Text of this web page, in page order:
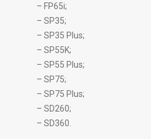
– FP65i;
– SP35;
– SP35 Plus;
– SP55K;
– SP55 Plus;
– SP75;
– SP75 Plus;
– SD260;
– SD360.